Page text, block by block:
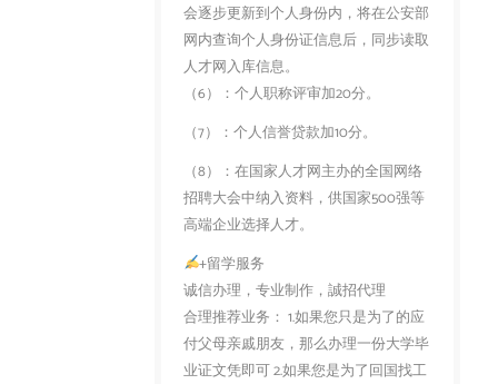
会逐步更新到个人身份内，将在公安部
网内查询个人身份证信息后，同步读取
人才网入库信息。
（6）：个人职称评审加20分。
（7）：个人信誉贷款加10分。
（8）：在国家人才网主办的全国网络
招聘大会中纳入资料，供国家500强等
高端企业选择人才。
+留学服务
诚信办理，专业制作，誠招代理
合理推荐业务： 1.如果您只是为了的应
付父母亲戚朋友，那么办理一份大学毕
业证文凭即可 2.如果您是为了回国找工